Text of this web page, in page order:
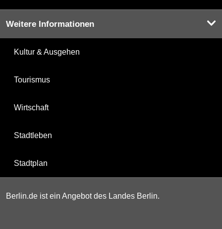
Weitere Informationen
Kultur & Ausgehen
Tourismus
Wirtschaft
Stadtleben
Stadtplan
Berlin.de ist ein Angebot des Landes Berlin.